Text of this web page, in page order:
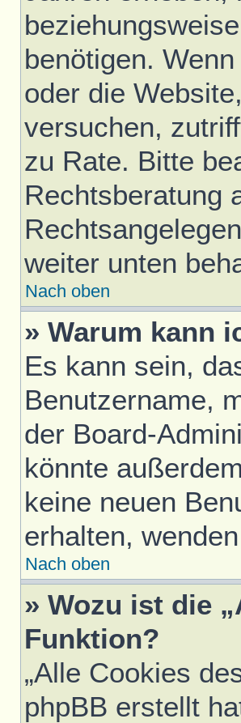
benötigen.
oder die
versuchen,
zu Rate. Bitte
Rechtsberatung
weiter unten
Nach oben
» Warum kann
Es kann sein,
Benutzername,
der Board-
könnte
keine neuen
erhalten,
Nach oben
» Wozu ist die
Funktion?
„Alle Cookies
phpBB erstellt